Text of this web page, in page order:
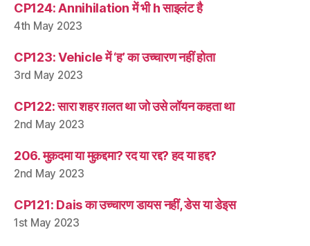
CP124: Annihilation में भी h साइलंट है
4th May 2023
CP123: Vehicle में ‘ह’ का उच्चारण नहीं होता
3rd May 2023
CP122: सारा शहर ग़लत था जो उसे लॉयन कहता था
2nd May 2023
206. मुक़दमा या मुक़द्दमा? रद या रद्द? हद या हद्द?
2nd May 2023
CP121: Dais का उच्चारण डायस नहीं, डेस या डेइस
1st May 2023